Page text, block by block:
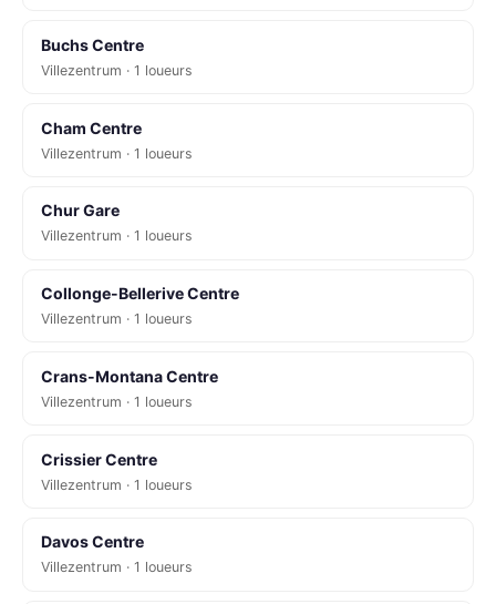
Buchs Centre
Villezentrum · 1 loueurs
Cham Centre
Villezentrum · 1 loueurs
Chur Gare
Villezentrum · 1 loueurs
Collonge-Bellerive Centre
Villezentrum · 1 loueurs
Crans-Montana Centre
Villezentrum · 1 loueurs
Crissier Centre
Villezentrum · 1 loueurs
Davos Centre
Villezentrum · 1 loueurs